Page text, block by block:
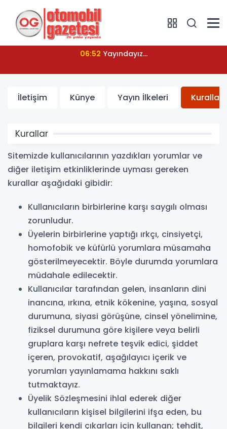
06:52 Yayındayız...
İletişim Künye Yayın İlkeleri Kurallar
Kurallar
Sitemizde kullanıcılarının yazdıkları yorumlar ve
diğer iletişim etkinliklerinde uyması gereken
kurallar aşağıdaki gibidir:
Kullanıcıların birbirlerine karşı saygılı olması
zorunludur.
Üyelerin birbirlerine yaptığı ırkçı, cinsiyetçi,
homofobik ve küfürlü yorumlara müsamaha
gösterilmeyecektir. Böyle durumda yorumlara
müdahale edilecektir.
Kullanıcılar tarafından gelen, insanların dini
inancına, ırkına, etnik kökenine, yaşına, sosyal
durumuna, siyasi görüşüne, cinsel yönelimine,
fiziksel durumuna göre kişilere veya belirli
gruplara karşı nefrete teşvik edici, şiddet
içeren, provokatif, aşağılayıcı içerik ve
yorumları yayınlamama hakkını saklı
tutmaktayız.
Üyelik Sözleşmesini ihlal ederek diğer
kullanıcıların kişisel bilgilerini ifşa eden, bu
bilgileri kendi çıkarları için kullanan; tehdit,